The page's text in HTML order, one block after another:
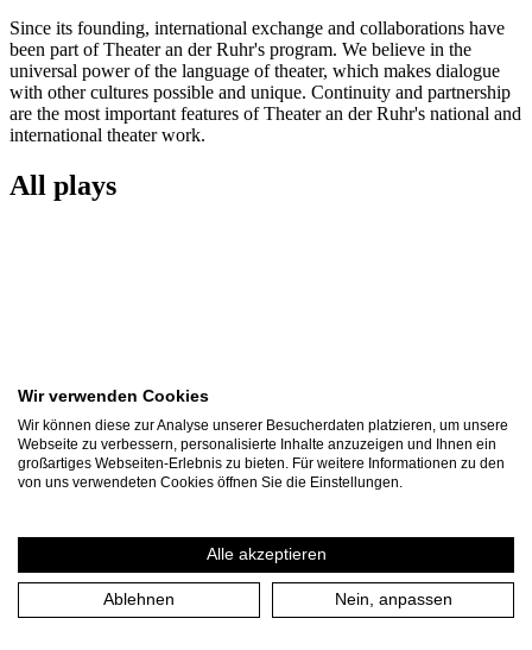
Since its founding, international exchange and collaborations have
been part of Theater an der Ruhr's program. We believe in the
universal power of the language of theater, which makes dialogue
with other cultures possible and unique. Continuity and partnership
are the most important features of Theater an der Ruhr's national and
international theater work.
All plays
Othello
Wir verwenden Cookies
Wir können diese zur Analyse unserer Besucherdaten platzieren, um unsere
Webseite zu verbessern, personalisierte Inhalte anzuzeigen und Ihnen ein
großartiges Webseiten-Erlebnis zu bieten. Für weitere Informationen zu den
von uns verwendeten Cookies öffnen Sie die Einstellungen.
Alle akzeptieren
Ablehnen Nein, anpassen